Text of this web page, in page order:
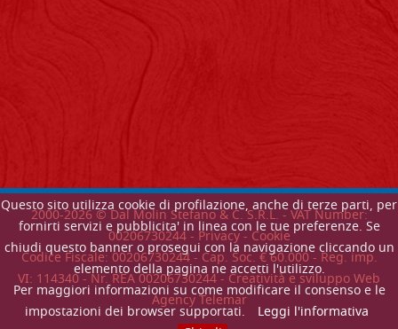
Questo sito utilizza cookie di profilazione, anche di terze parti, per
fornirti servizi e pubblicita' in linea con le tue preferenze. Se
chiudi questo banner o prosegui con la navigazione cliccando un
elemento della pagina ne accetti l'utilizzo.
Per maggiori informazioni su come modificare il consenso e le
impostazioni dei browser supportati.
Leggi l'informativa
2000-2026© Dal Molin Stefano & C. S.R.L. - VAT Number:
00206730244 - Privacy-Cookie
Codice Fiscale: 00206730244 - Cap. Soc. € 60.000 - Reg. imp.
VI: 114340 - Nr. REA 00206730244 - Creatività e sviluppo Web
Agency Telemar